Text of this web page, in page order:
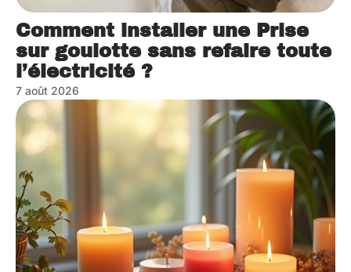
Comment installer une Prise
sur goulotte sans refaire toute
l’électricité ?
7 août 2026